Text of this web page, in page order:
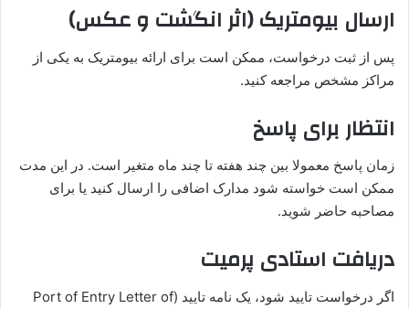
ارسال بیومتریک (اثر انگشت و عکس)
پس از ثبت درخواست، ممکن است برای ارائه بیومتریک به یکی از
مراکز مشخص مراجعه کنید.
انتظار برای پاسخ
زمان پاسخ معمولا بین چند هفته تا چند ماه متغیر است. در این مدت
ممکن است خواسته شود مدارک اضافی را ارسال کنید یا برای
مصاحبه حاضر شوید.
دریافت استادی پرمیت
اگر درخواست تایید شود، یک نامه تایید (Port of Entry Letter of